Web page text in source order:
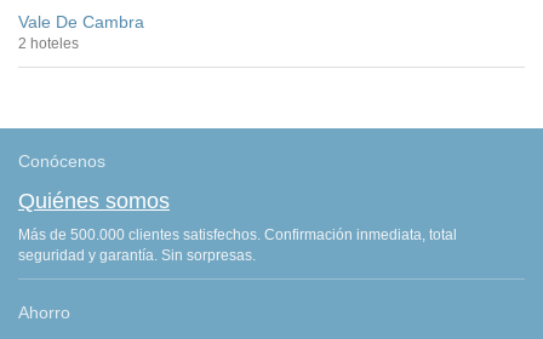
Vale De Cambra
2 hoteles
Conócenos
Quiénes somos
Más de 500.000 clientes satisfechos. Confirmación inmediata, total
seguridad y garantía. Sin sorpresas.
Ahorro